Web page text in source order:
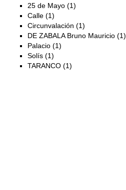
25 de Mayo (1)
Calle (1)
Circunvalación (1)
DE ZABALA Bruno Mauricio (1)
Palacio (1)
Solís (1)
TARANCO (1)